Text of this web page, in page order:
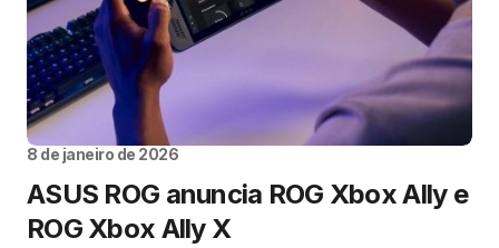
8 de janeiro de 2026
ASUS ROG anuncia ROG Xbox Ally e
ROG Xbox Ally X